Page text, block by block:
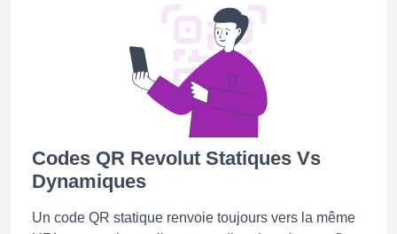
Codes QR Revolut Statiques Vs
Dynamiques
Un code QR statique renvoie toujours vers la même